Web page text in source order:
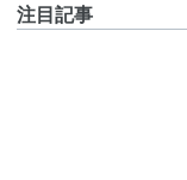
注目記事